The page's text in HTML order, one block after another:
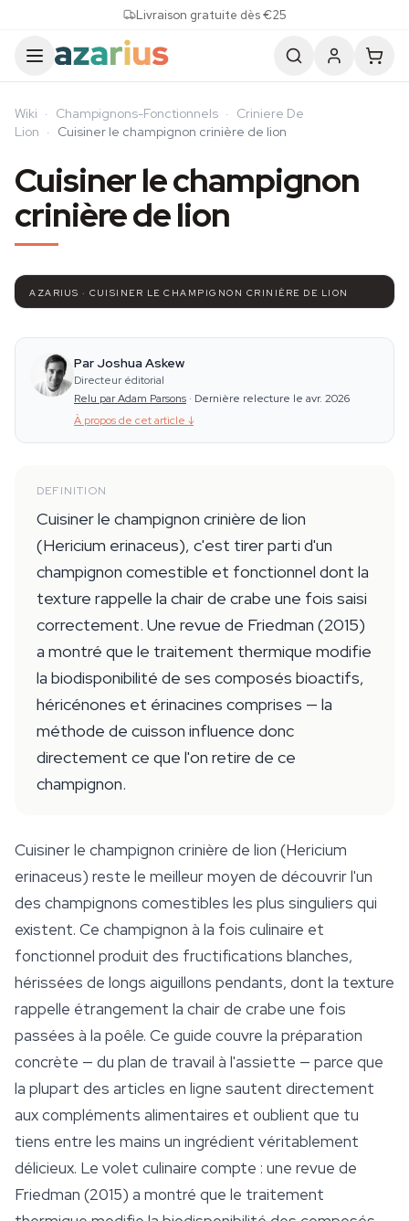
Livraison gratuite dès €25
Wiki · Champignons-Fonctionnels · Criniere De
Lion · Cuisiner le champignon crinière de lion
Cuisiner le champignon
crinière de lion
AZARIUS · CUISINER LE CHAMPIGNON CRINIÈRE DE LION
Par Joshua Askew
Directeur éditorial
Relu par Adam Parsons · Dernière relecture le avr. 2026
À propos de cet article ↓
DEFINITION
Cuisiner le champignon crinière de lion
(Hericium erinaceus), c'est tirer parti d'un
champignon comestible et fonctionnel dont la
texture rappelle la chair de crabe une fois saisi
correctement. Une revue de Friedman (2015)
a montré que le traitement thermique modifie
la biodisponibilité de ses composés bioactifs,
héricénones et érinacines comprises — la
méthode de cuisson influence donc
directement ce que l'on retire de ce
champignon.
Cuisiner le champignon crinière de lion (Hericium
erinaceus) reste le meilleur moyen de découvrir l'un
des champignons comestibles les plus singuliers qui
existent. Ce champignon à la fois culinaire et
fonctionnel produit des fructifications blanches,
hérissées de longs aiguillons pendants, dont la texture
rappelle étrangement la chair de crabe une fois
passées à la poêle. Ce guide couvre la préparation
concrète — du plan de travail à l'assiette — parce que
la plupart des articles en ligne sautent directement
aux compléments alimentaires et oublient que tu
tiens entre les mains un ingrédient véritablement
délicieux. Le volet culinaire compte : une revue de
Friedman (2015) a montré que le traitement